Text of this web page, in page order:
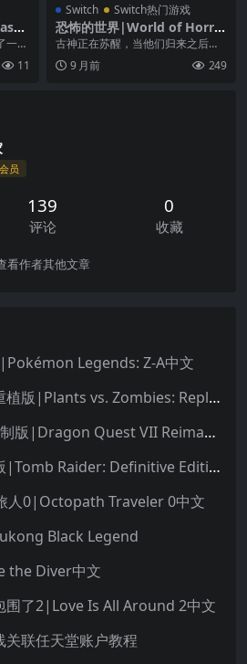
一个
个
11
Switch Switch热门游戏
恐怖的世界|World of Horro
r中文
古神正在苏醒，当他们归来之后整
个世界都会陷入疯狂。在医院、废
弃的教室、安静的公寓...
9 月前 249
员
139
评论
0
收藏
看作者其他文章
Legends: Z-A中文
植物大战僵尸：重植版|Plants vs. Zombies: Replanted中文
勇者斗恶龙7：重制版|Dragon Quest VII Reimagined中文
古墓丽影：决定版|Tomb Raider: Definitive Edition中文
人0|Octopath Traveler 0中文
Black Legend
the Diver中文
围了2|Love Is All Around 2中文
联任天堂账户教程